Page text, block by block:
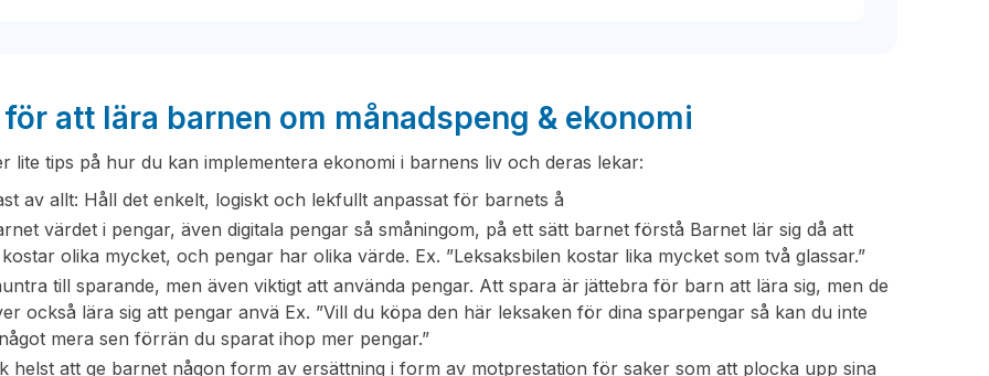
att lära barnen om månadspeng & ekonomi
lite tips på hur du kan implementera ekonomi i barnens liv och deras lekar:
av allt: Håll det enkelt, logiskt och lekfullt anpassat för barnets å
värdet i pengar, även digitala pengar så småningom, på ett sätt barnet förstå Barnet lär sig då att
olika mycket, och pengar har olika värde. Ex. ”Leksaksbilen kostar lika mycket som två glassar.”
till sparande, men även viktigt att använda pengar. Att spara är jättebra för barn att lära sig, men de
också lära sig att pengar anvä Ex. ”Vill du köpa den här leksaken för dina sparpengar så kan du inte
mera sen förrän du sparat ihop mer pengar.”
helst att ge barnet någon form av ersättning i form av motprestation för saker som att plocka upp sina